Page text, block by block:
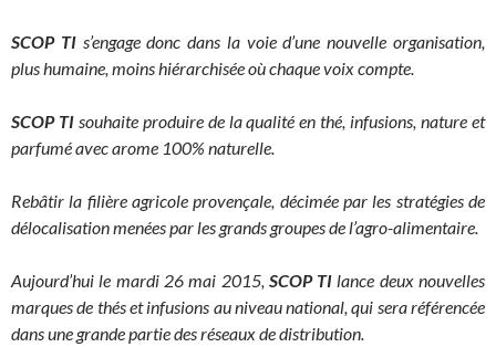
SCOP TIs’engage donc dans la voie d’une nouvelle organisation,
plus humaine, moins hiérarchisée où chaque voix compte.
SCOP TIsouhaite produire de la qualité en thé, infusions, nature et
parfumé avec arome 100% naturelle.
Rebâtir la filière agricole provençale, décimée par les stratégies de
délocalisation menées par les grands groupes de l’agro-alimentaire.
Aujourd’hui le mardi 26 mai 2015, SCOP TI lance deux nouvelles
marques de thés et infusions au niveau national, qui sera référencée
dans une grande partie des réseaux de distribution.